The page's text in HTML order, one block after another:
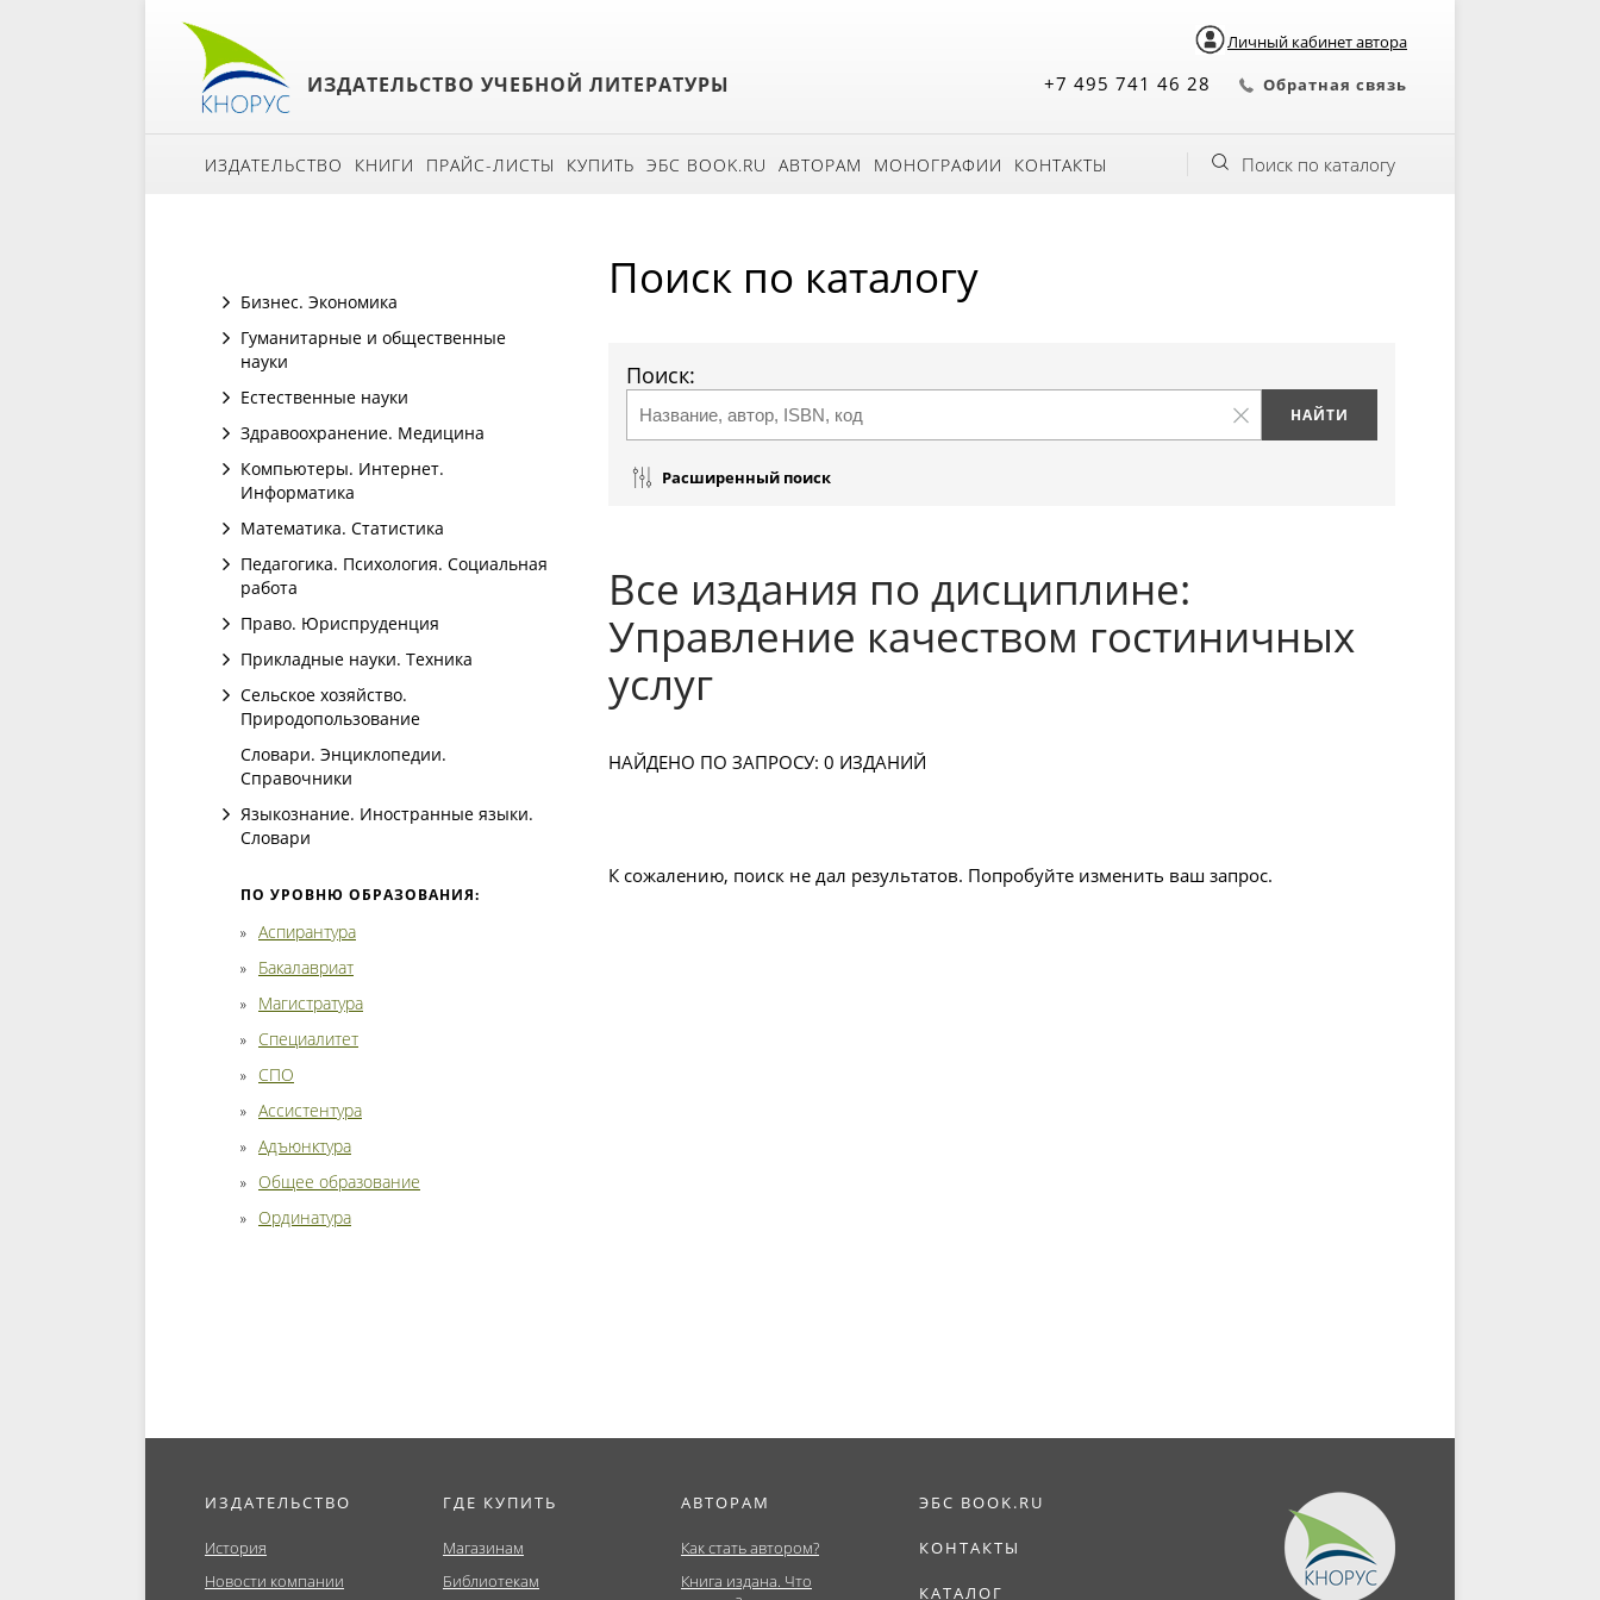
Личный кабинет автора
ИЗДАТЕЛЬСТВО УЧЕБНОЙ ЛИТЕРАТУРЫ +7 495 741 46 28 Обратная связь
ИЗДАТЕЛЬСТВО КНИГИ ПРАЙС-ЛИСТЫ КУПИТЬ ЭБС BOOK.RU АВТОРАМ МОНОГРАФИИ КОНТАКТЫ Поиск по каталогу
Бизнес. Экономика
Гуманитарные и общественные
науки
Естественные науки
Здравоохранение. Медицина
Компьютеры. Интернет.
Информатика
Математика. Статистика
Педагогика. Психология. Социальная
работа
Право. Юриспруденция
Прикладные науки. Техника
Сельское хозяйство.
Природопользование
Словари. Энциклопедии.
Справочники
Языкознание. Иностранные языки.
Словари
ПО УРОВНЮ ОБРАЗОВАНИЯ:
Аспирантура
Бакалавриат
Магистратура
Специалитет
СПО
Ассистентура
Адъюнктура
Общее образование
Ординатура
Поиск по каталогу
Поиск:
Расширенный поиск
Все издания по дисциплине:
Управление качеством гостиничных
услуг
НАЙДЕНО ПО ЗАПРОСУ: 0 ИЗДАНИЙ
К сожалению, поиск не дал результатов. Попробуйте изменить ваш запрос.
ИЗДАТЕЛЬСТВО
История
Новости компании
ГДЕ КУПИТЬ
Магазинам
Библиотекам
АВТОРАМ
Как стать автором?
Книга издана. Что
ЭБС BOOK.RU
КОНТАКТЫ
КАТАЛОГ